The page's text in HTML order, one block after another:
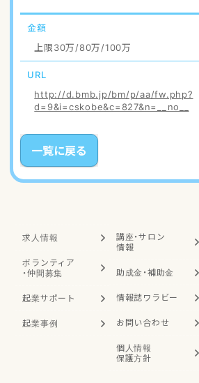
金額
上限30万/80万/100万
URL
http://d.bmb.jp/bm/p/aa/fw.php?
d=9&i=cskobe&c=827&n=__no__
一覧に戻る
求人情報
ボランティア
・仲間募集
起業サポート
起業事例
講座・サロン
情報
助成金・補助金
情報誌ワラビー
お問い合わせ
個人情報
保護方針